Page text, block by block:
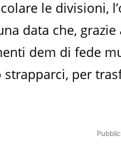
le divisioni,
data che,
dem di fede
per